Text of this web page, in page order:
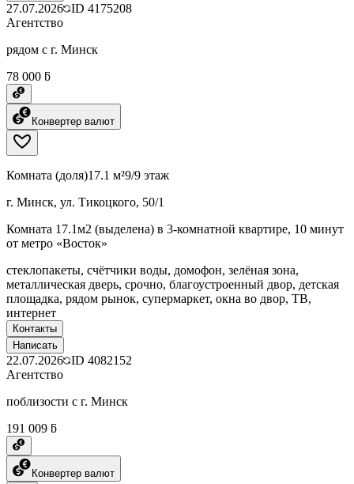
27.07.2026 ID 4175208
Агентство
рядом с г. Минск
78 000 ƃ
Конвертер валют
Комната (доля)17.1 м²9/9 этаж
г. Минск, ул. Тикоцкого, 50/1
Комната 17.1м2 (выделена) в 3-комнатной квартире, 10 минут
от метро «Восток»
стеклопакеты, счётчики воды, домофон, зелёная зона,
металлическая дверь, срочно, благоустроенный двор, детская
площадка, рядом рынок, супермаркет, окна во двор, ТВ,
интернет
Контакты
Написать
22.07.2026 ID 4082152
Агентство
поблизости с г. Минск
191 009 ƃ
Конвертер валют